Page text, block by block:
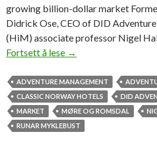
growing billion-dollar market
Didrick Ose, CEO of DID
(HiM) associate professor Nigel
Fortsett å lese A
p
e
t
i
→
ADVENTURE MANAGEMENT
CLASSIC NORWAY HOTELS
DID
MARKET
MØRE OG ROMSDAL
RUNAR MYKLEBUST